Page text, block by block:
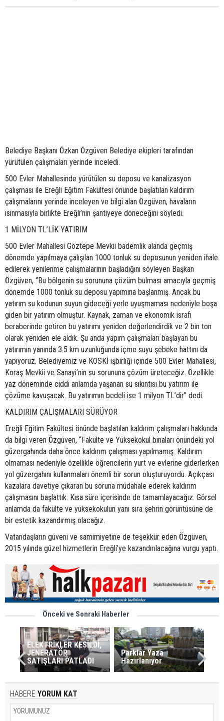
Belediye Başkanı Özkan Özgüven Belediye ekipleri tarafından
yürütülen çalışmaları yerinde inceledi.
500 Evler Mahallesinde yürütülen su deposu ve kanalizasyon
çalışması ile Ereğli Eğitim Fakültesi önünde başlatılan kaldırım
çalışmalarını yerinde inceleyen ve bilgi alan Özgüven, havaların
ısınmasıyla birlikte Ereğli’nin şantiyeye döneceğini söyledi.
1 MİLYON TL’LİK YATIRIM
500 Evler Mahallesi Göztepe Mevkii bademlik alanda geçmiş
dönemde yapılmaya çalışılan 1000 tonluk su deposunun yeniden ihale
edilerek yenilenme çalışmalarının başladığını söyleyen Başkan
Özgüven, “Bu bölgenin su sorununa çözüm bulması amacıyla geçmiş
dönemde 1000 tonluk su deposu yapımına başlanmış. Ancak bu
yatırım su kodunun suyun gideceği yerle uyuşmaması nedeniyle boşa
giden bir yatırım olmuştur. Kaynak, zaman ve ekonomik israfı
beraberinde getiren bu yatırımı yeniden değerlendirdik ve 2 bin ton
olarak yeniden ele aldık. Şu anda yapım çalışmaları başlayan bu
yatırımın yanında 3.5 km uzunluğunda içme suyu şebeke hattını da
yapıyoruz. Belediyemiz ve KOSKİ işbirliği içinde 500 Evler Mahallesi,
Koraş Mevkii ve Sanayi’nin su sorununa çözüm üreteceğiz. Özellikle
yaz döneminde ciddi anlamda yaşanan su sıkıntısı bu yatırım ile
çözüme kavuşacak. Bu yatırımın bedeli ise 1 milyon TL’dir” dedi.
KALDIRIM ÇALIŞMALARI SÜRÜYOR
Ereğli Eğitim Fakültesi önünde başlatılan kaldırım çalışmaları hakkında
da bilgi veren Özgüven, “Fakülte ve Yüksekokul binaları önündeki yol
güzergahında daha önce kaldırım çalışması yapılmamış. Kaldırım
olmaması nedeniyle özellikle öğrencilerin yurt ve evlerine giderlerken
yol güzergahını kullanmaları önemli bir sorun oluşturuyordu. Açıkçası
kazalara davetiye çıkaran bu soruna müdahale ederek kaldırım
çalışmasını başlattık. Kısa süre içerisinde de tamamlayacağız. Görsel
anlamda da fakülte ve yüksekokulun yanı sıra şehrin görüntüsüne de
bir estetik kazandırmış olacağız.
Vatandaşların güveni ve samimiyetine de teşekkür eden Özgüven,
2015 yılında güzel hizmetlerin Ereğli’ye kazandırılacağına vurgu yaptı.
Önceki ve Sonraki Haberler
ELEKTRİKLER KESİLDİ,
JENERATÖR
SATIŞLARI PATLADI
Parklar Yaza
Hazırlanıyor
HABERE YORUM KAT